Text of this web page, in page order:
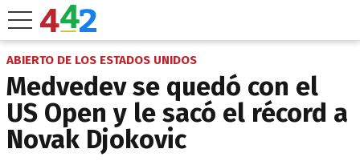
ABIERTO DE LOS ESTADOS UNIDOS
Medvedev se quedó con el
US Open y le sacó el récord a
Novak Djokovic